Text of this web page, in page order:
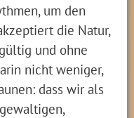
um den
die Natur,
und ohne
nicht weniger,
dass wir als